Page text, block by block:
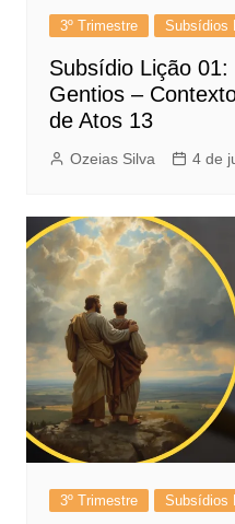
3º Trimestre Subsídios
Subsídio Lição
Gentios –
de Atos 13
Ozeias Silva 4 de
3º Trimestre Subsídios